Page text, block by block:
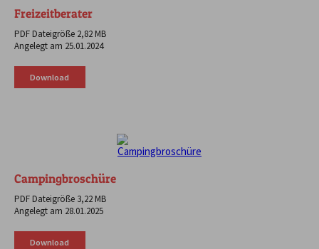
Freizeitberater
PDF Dateigröße 2,82 MB
Angelegt am 25.01.2024
Download
Campingbroschüre
PDF Dateigröße 3,22 MB
Angelegt am 28.01.2025
Download